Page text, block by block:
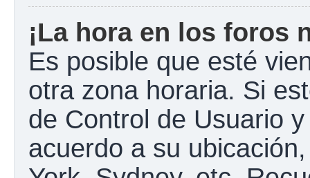
¡La hora en los foros
Es posible que esté
otra zona horaria. Si
de Control de Usuario
acuerdo a su